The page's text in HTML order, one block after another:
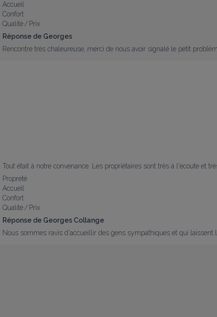
Accueil
Confort
Qualité / Prix
Réponse de Georges
Rencontre très chaleureuse, merci de nous avoir signalé le petit
Tout était à notre convenance. Les propriétaires sont très à l'écoute et
Propreté
Accueil
Confort
Qualité / Prix
Réponse de Georges Collange
Nous sommes ravis d'accueillir des gens sympathiques et qui laissent